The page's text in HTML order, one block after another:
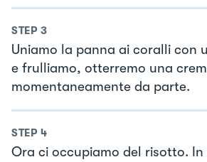
STEP 3
Uniamo la panna ai coralli con
e frulliamo, otterremo una
momentaneamente da parte.
STEP 4
Ora ci occupiamo del risotto.